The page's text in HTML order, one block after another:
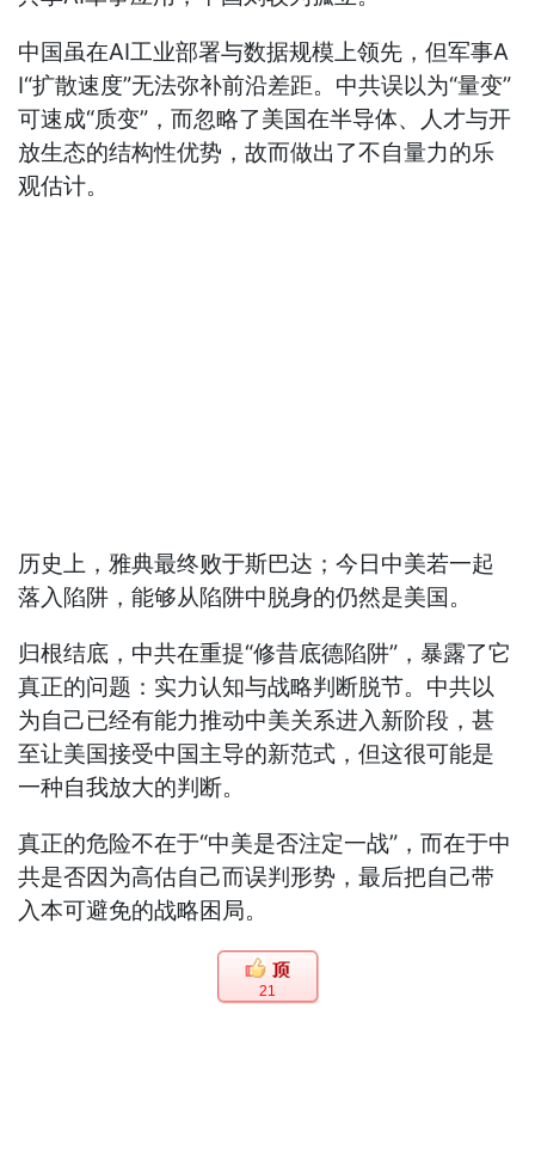
中国虽在AI工业部署与数据规模上领先，但军事A
I“扩散速度”无法弥补前沿差距。中共误以为“量变”
可速成“质变”，而忽略了美国在半导体、人才与开
放生态的结构性优势，故而做出了不自量力的乐
观估计。
历史上，雅典最终败于斯巴达；今日中美若一起
落入陷阱，能够从陷阱中脱身的仍然是美国。
归根结底，中共在重提“修昔底德陷阱”，暴露了它
真正的问题：实力认知与战略判断脱节。中共以
为自己已经有能力推动中美关系进入新阶段，甚
至让美国接受中国主导的新范式，但这很可能是
一种自我放大的判断。
真正的危险不在于“中美是否注定一战”，而在于中
共是否因为高估自己而误判形势，最后把自己带
入本可避免的战略困局。
21